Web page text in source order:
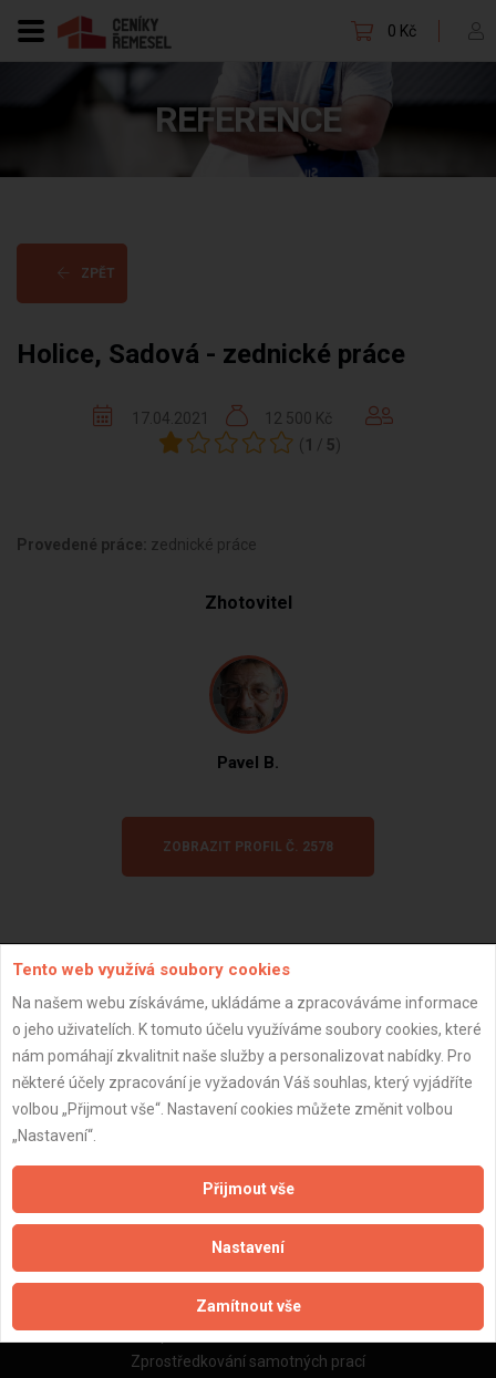
0 Kč
REFERENCE
ZPĚT
Holice, Sadová - zednické práce
17.04.2021
12 500 Kč
( 1 / 5)
Provedené práce: zednické práce
Zhotovitel
Pavel B.
ZOBRAZIT PROFIL Č. 2578
Důležité informace
Naše firmy a řemeslníci
Zpracování a ochrana osobních údajů
Zásady pro používání souborů cookie
Reference
Naše excelové tabulky online
Naše služby
Servis pro stavební firmy
Zprostředkování řemeslníků
Zprostředkování samotných prací
Tento web využívá soubory cookies
Na našem webu získáváme, ukládáme a zpracováváme informace
o jeho uživatelích. K tomuto účelu využíváme soubory cookies, které
nám pomáhají zkvalitnit naše služby a personalizovat nabídky. Pro
některé účely zpracování je vyžadován Váš souhlas, který vyjádříte
volbou „Přijmout vše“. Nastavení cookies můžete změnit volbou
„Nastavení“.
Přijmout vše
Nastavení
Zamítnout vše